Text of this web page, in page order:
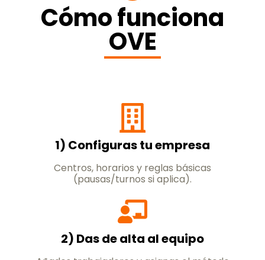
Cómo funciona
OVE
1) Configuras tu empresa
Centros, horarios y reglas básicas
(pausas/turnos si aplica).
2) Das de alta al equipo